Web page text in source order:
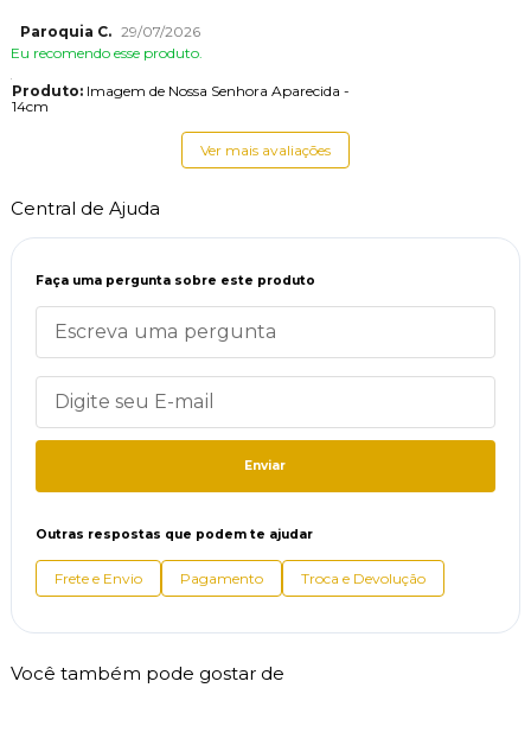
Paroquia C. 29/07/2026
Eu recomendo esse produto.
Produto:Imagem de Nossa Senhora Aparecida -
14cm
Ver mais avaliações
Central de Ajuda
Faça uma pergunta sobre este produto
Enviar
Outras respostas que podem te ajudar
Frete e Envio Pagamento Troca e Devolução
Você também pode gostar de